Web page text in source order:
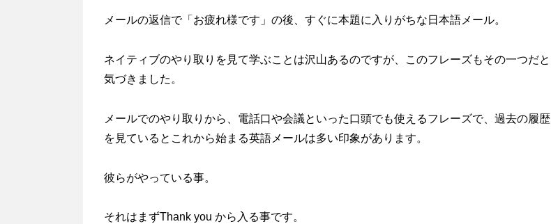
メールの返信で「お疲れ様です」の後、すぐに本題に入りがちな日本語メール。
ネイティブのやり取りを見て学ぶことは沢山あるのですが、このフレーズもその一つだと
気づきました。
メールでのやり取りから、電話口や会議といった口頭でも使えるフレーズで、過去の履歴
を見ているとこれから始まる英語メールは多い印象があります。
彼らがやっている事。
それはまずThank you から入る事です。